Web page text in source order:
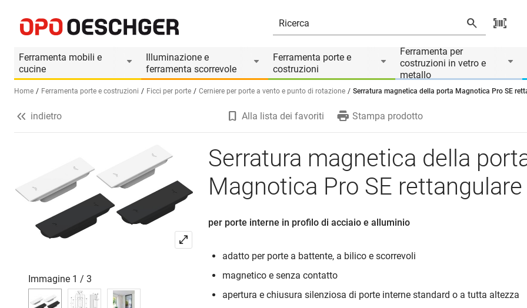
Ferramenta mobili e
cucine
Illuminazione e
ferramenta scorrevole
Ferramenta porte e
costruzioni
Ferramenta per
costruzioni in vetro e
metallo
Seleziona una lingua (IT)
Home Ferramenta porte e costruzioni Ficci per porte Cerniere per porte a vento e punto di rotazione Serratura magnetica della porta Magnotica Pro SE
Informazioni prodotto
indietro Alla lista dei favoriti Stampa prodotto
Immagine 1 / 3
Serratura magnetica della
Magnotica Pro SE rettangulare
per porte interne in profilo di acciaio e alluminio
adatto per porte a battente, a bilico e scorrevoli
magnetico e senza contatto
apertura e chiusura silenziosa di porte interne standard o a tutta altezza